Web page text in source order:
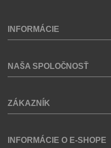
INFORMÁCIE
NAŠA SPOLOČNOSŤ
ZÁKAZNÍK
INFORMÁCIE O E-SHOPE